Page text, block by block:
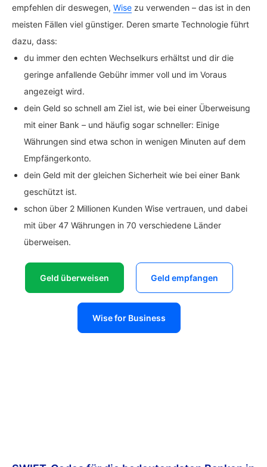
empfehlen dir deswegen, Wise zu verwenden – das ist in den
meisten Fällen viel günstiger. Deren smarte Technologie führt
dazu, dass:
du immer den echten Wechselkurs erhältst und dir die
geringe anfallende Gebühr immer voll und im Voraus
angezeigt wird.
dein Geld so schnell am Ziel ist, wie bei einer Überweisung
mit einer Bank – und häufig sogar schneller: Einige
Währungen sind etwa schon in wenigen Minuten auf dem
Empfängerkonto.
dein Geld mit der gleichen Sicherheit wie bei einer Bank
geschützt ist.
schon über 2 Millionen Kunden Wise vertrauen, und dabei
mit über 47 Währungen in 70 verschiedene Länder
überweisen.
Geld überweisen Geld empfangen
Wise for Business